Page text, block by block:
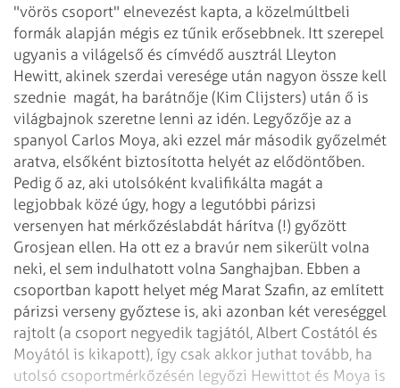
"vörös csoport" elnevezést kapta, a közelmúltbeli
formák alapján mégis ez tűnik erősebbnek. Itt szerepel
ugyanis a világelső és címvédő ausztrál Lleyton
Hewitt, akinek szerdai veresége után nagyon össze kell
szednie magát, ha barátnője (Kim Clijsters) után ő is
világbajnok szeretne lenni az idén. Legyőzője az a
spanyol Carlos Moya, aki ezzel már második győzelmét
aratva, elsőként biztosította helyét az elődöntőben.
Pedig ő az, aki utolsóként kvalifikálta magát a
legjobbak közé úgy, hogy a legutóbbi párizsi
versenyen hat mérkőzéslabdát hárítva (!) győzött
Grosjean ellen. Ha ott ez a bravúr nem sikerült volna
neki, el sem indulhatott volna Sanghajban. Ebben a
csoportban kapott helyet még Marat Szafin, az említett
párizsi verseny győztese is, aki azonban két vereséggel
rajtolt (a csoport negyedik tagjától, Albert Costától és
Moyától is kikapott), így csak akkor juthat tovább, ha
utolsó csoportmérkőzésén legyőzi Hewittot és Moya is